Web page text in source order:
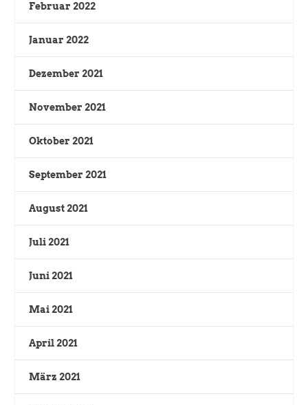
Februar 2022
Januar 2022
Dezember 2021
November 2021
Oktober 2021
September 2021
August 2021
Juli 2021
Juni 2021
Mai 2021
April 2021
März 2021